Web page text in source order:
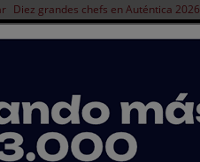
Diez grandes chefs en Auténtica 2026
NOTICIAS